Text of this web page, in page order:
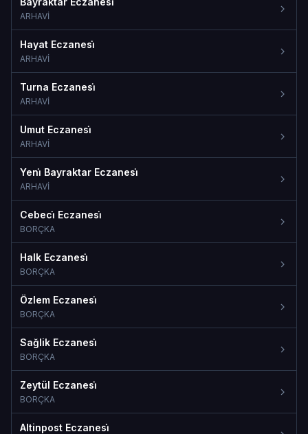
ARHAVİ
Hayat Eczanesi̇
ARHAVİ
Turna Eczanesi̇
ARHAVİ
Umut Eczanesi̇
ARHAVİ
Yeni̇ Bayraktar Eczanesi̇
ARHAVİ
Cebeci̇ Eczanesi̇
BORÇKA
Halk Eczanesi̇
BORÇKA
Özlem Eczanesi̇
BORÇKA
Sağlik Eczanesi̇
BORÇKA
Zeytül Eczanesi̇
BORÇKA
Altinpost Eczanesi̇